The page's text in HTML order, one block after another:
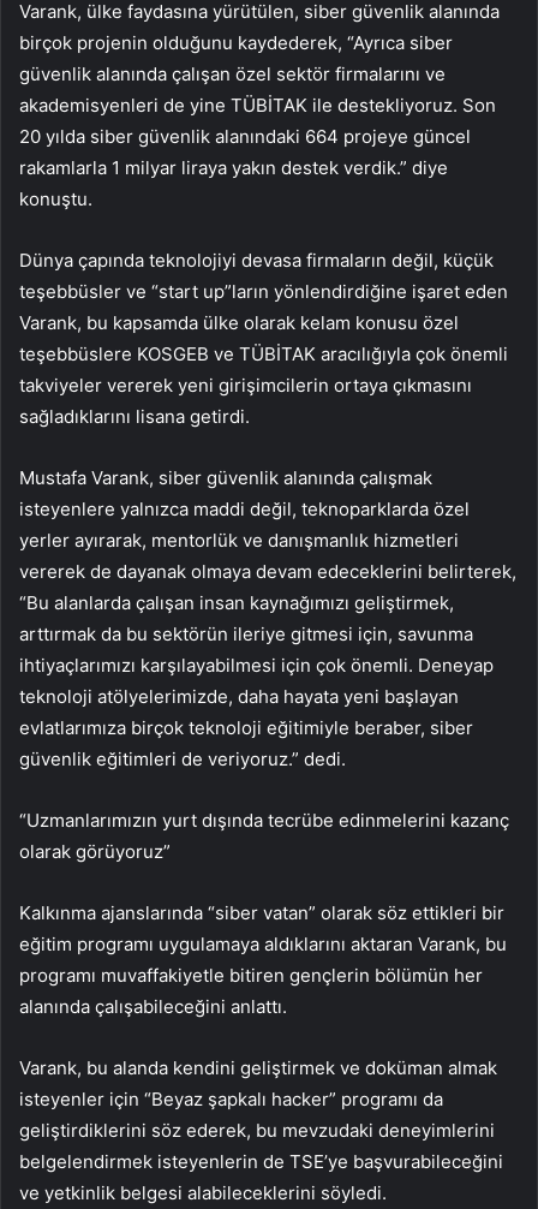
Varank, ülke faydasına yürütülen, siber güvenlik alanında
birçok projenin olduğunu kaydederek, “Ayrıca siber
güvenlik alanında çalışan özel sektör firmalarını ve
akademisyenleri de yine TÜBİTAK ile destekliyoruz. Son
20 yılda siber güvenlik alanındaki 664 projeye güncel
rakamlarla 1 milyar liraya yakın destek verdik.” diye
konuştu.
Dünya çapında teknolojiyi devasa firmaların değil, küçük
teşebbüsler ve “start up”ların yönlendirdiğine işaret eden
Varank, bu kapsamda ülke olarak kelam konusu özel
teşebbüslere KOSGEB ve TÜBİTAK aracılığıyla çok önemli
takviyeler vererek yeni girişimcilerin ortaya çıkmasını
sağladıklarını lisana getirdi.
Mustafa Varank, siber güvenlik alanında çalışmak
isteyenlere yalnızca maddi değil, teknoparklarda özel
yerler ayırarak, mentorlük ve danışmanlık hizmetleri
vererek de dayanak olmaya devam edeceklerini belirterek,
“Bu alanlarda çalışan insan kaynağımızı geliştirmek,
arttırmak da bu sektörün ileriye gitmesi için, savunma
ihtiyaçlarımızı karşılayabilmesi için çok önemli. Deneyap
teknoloji atölyelerimizde, daha hayata yeni başlayan
evlatlarımıza birçok teknoloji eğitimiyle beraber, siber
güvenlik eğitimleri de veriyoruz.” dedi.
“Uzmanlarımızın yurt dışında tecrübe edinmelerini kazanç
olarak görüyoruz”
Kalkınma ajanslarında “siber vatan” olarak söz ettikleri bir
eğitim programı uygulamaya aldıklarını aktaran Varank, bu
programı muvaffakiyetle bitiren gençlerin bölümün her
alanında çalışabileceğini anlattı.
Varank, bu alanda kendini geliştirmek ve doküman almak
isteyenler için “Beyaz şapkalı hacker” programı da
geliştirdiklerini söz ederek, bu mevzudaki deneyimlerini
belgelendirmek isteyenlerin de TSE’ye başvurabileceğini
ve yetkinlik belgesi alabileceklerini söyledi.